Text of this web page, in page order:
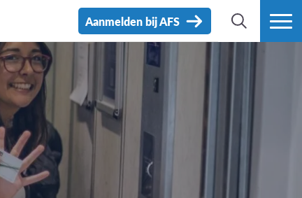
ZOEK MEER
Aanmelden bij AFS